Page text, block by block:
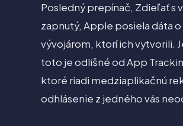
Posledný prepínač, Zdieľať s
zapnutý, Apple posiela dáta
vývojárom, ktorí ich vytvorili.
toto je odlišné od App
ktoré riadi medziaplikačnú
odhlásenie z jedného vás